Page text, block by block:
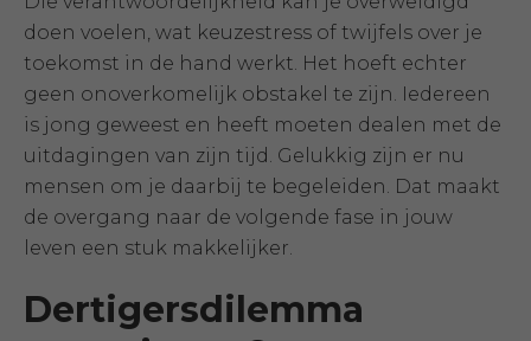
doen voelen, wat keuzestress of twijfels over je
toekomst in de hand werkt. Het hoeft echter
geen onoverkomelijk obstakel te zijn. Iedereen
is jong geweest en heeft moeten dealen met de
uitdagingen van zijn tijd. Gelukkig zijn er nu
mensen om je daarbij te begeleiden. Dat maakt
de overgang naar de volgende fase in jouw
leven een stuk makkelijker.
Dertigersdilemma